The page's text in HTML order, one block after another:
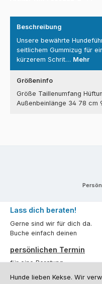
Beschreibung
Unsere bewährte
seitlichem Gummizug für
kürzerem Schrit… Mehr
Größeninfo
Größe Taillenumfang
Außenbeinlänge 34 78 cm
Lass dich beraten!
Gerne sind wir für dich da.
Buche einfach deinen
persönlichen Termin
für eine Beratung.
Oder über unser
Hunde lieben Kekse. Wir